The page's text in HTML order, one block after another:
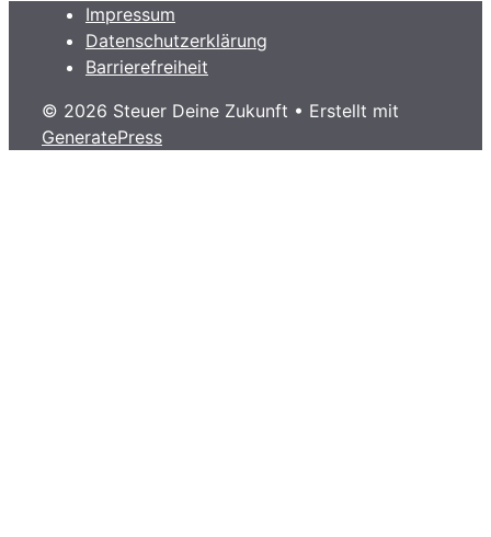
Impressum
Datenschutzerklärung
Barrierefreiheit
© 2026 Steuer Deine Zukunft • Erstellt mit
GeneratePress